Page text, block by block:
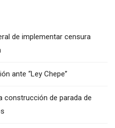
de implementar censura
ante “Ley Chepe”
construcción de parada de